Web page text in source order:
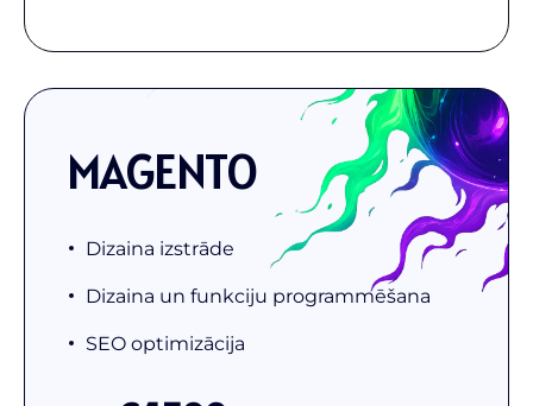
MAGENTO
Dizaina izstrāde
Dizaina un funkciju programmēšana
SEO optimizācija